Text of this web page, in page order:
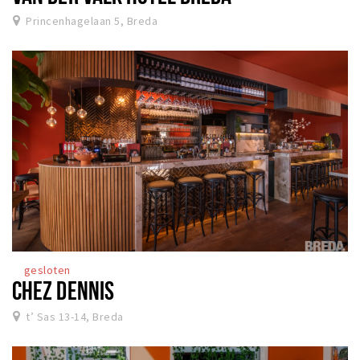
Princenhagelaan 5, Breda
gesloten
CHEZ DENNIS
t’ Sas 13-14, Breda